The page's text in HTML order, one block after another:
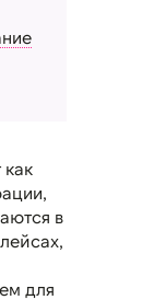
в
для